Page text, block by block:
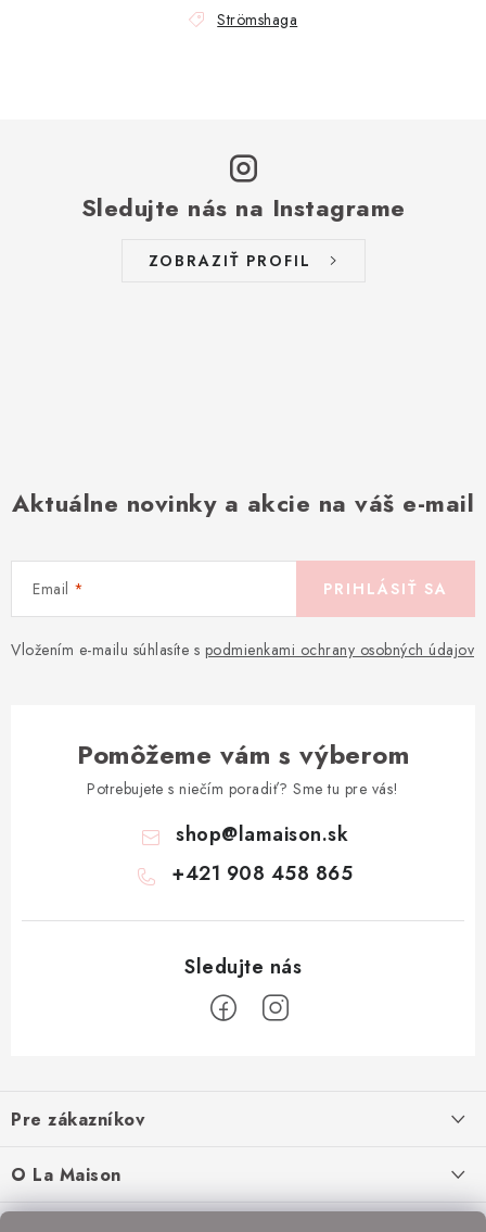
Strömshaga
Sledujte nás na Instagrame
ZOBRAZIŤ PROFIL
Aktuálne novinky a akcie na váš e-mail
Email
Vložením e-mailu súhlasíte s podmienkami ochrany osobných údajov
PRIHLÁSIŤ SA
Pomôžeme vám s výberom
Potrebujete s niečím poradiť? Sme tu pre vás!
shop@lamaison.sk
+421 908 458 865
p
ä
i
Pre zákazníkov
Doprava a platba
O La Maison
O nás